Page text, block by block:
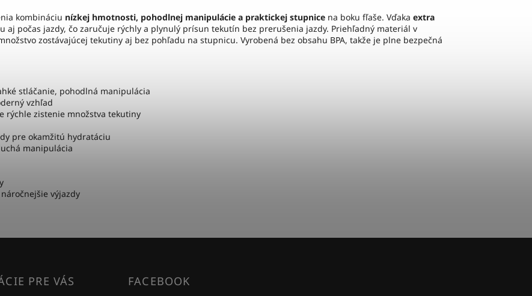
kombináciu nízkej hmotnosti, pohodlnej manipulácie a praktickej stupnice na boku fľaše. Vďaka extra
aj počas jazdy, čo zaručuje rýchly a plynulý prísun tekutín bez prerušenia jazdy. Priehľadný materiál v
zostávajúcej tekutiny aj bez pohľadu na stupnicu. Vyrobená bez obsahu BPA, takže je plne bezpečná
stláčanie, pohodlná manipulácia
vzhľad
rýchle zistenie množstva tekutiny
pre okamžitú hydratáciu
manipulácia
výjazdy
PRE VÁS FACEBOOK